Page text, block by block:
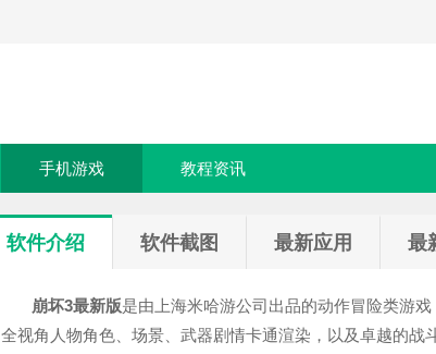
手机游戏 教程资讯
软件介绍 软件截图 最新应用 最
崩坏3最新版是由上海米哈游公司出品的动作冒险类游
全视角人物角色、场景、武器剧情卡通渲染，以及卓越的